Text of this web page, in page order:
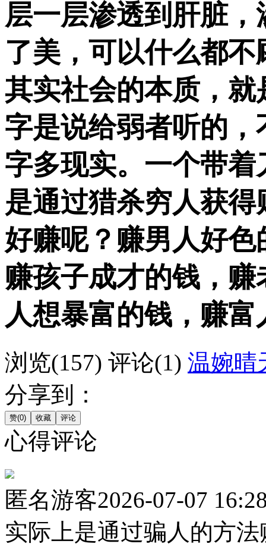
层一层渗透到肝脏
了美，可以什么都不
其实社会的本质，
字是说给弱者听的
字多现实。一个带
是通过猎杀穷人获
好赚呢？赚男人好
赚孩子成才的钱，
人想暴富的钱，赚
浏览(157) 评论(1) 温婉晴
分享到：
心得评论
匿名游客2026-07-07
实际上是通过骗人的方法